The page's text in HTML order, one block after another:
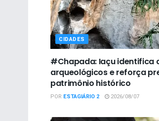
CIDADES
#Chapada: Iaçu identifica
arqueológicos e reforça
patrimônio histórico
POR ESTAGIÁRIO 2 2026/08/07